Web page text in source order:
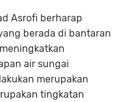
Asrofi berharap
berada di bantaran
air sungai
merupakan
tingkatan